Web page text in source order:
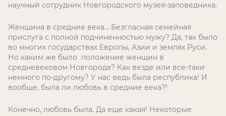
научный сотрудник Новгородского музея-заповедника.
Женщина в средние века… Безгласная семейная
прислуга с полной подчиненностью мужу? Да, так было
во многих государствах Европы, Азии и землях Руси.
Но каким же было положение женщин в
средневековом Новгороде? Как везде или все-таки
немного по-другому? У нас ведь была республика! И
вообще, была ли любовь в средние века?!
Конечно, любовь была. Да еще какая! Некоторые